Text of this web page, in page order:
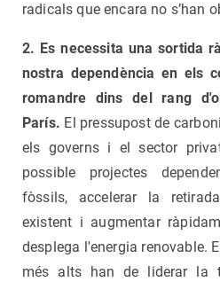
radicals que encara no s’han
2. Es necessita una sortida
nostra dependència en els
romandre dins del rang
París. El pressupost de
els governs i el sector
possible projectes
fòssils, accelerar la
existent i augmentar
desplega l'energia renovable.
més alts han de liderar la